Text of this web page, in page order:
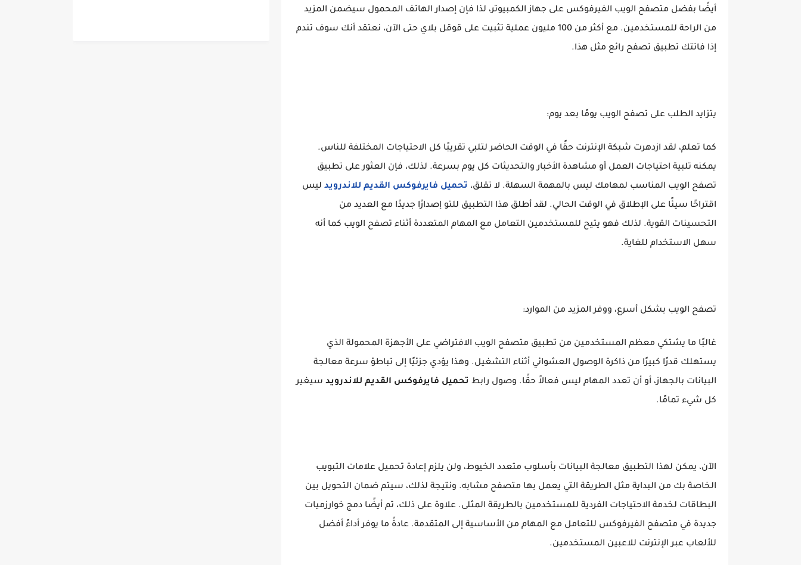
أيضًا بفضل متصفح الويب الفيرفوكس على جهاز الكمبيوتر، لذا فإن إصدار الهاتف المحمول سيضمن المزيد
من الراحة للمستخدمين. مع أكثر من 100 مليون عملية تثبيت على قوقل بلاي حتى الآن، نعتقد أنك سوف تندم
إذا فاتتك تطبيق تصفح رائع مثل هذا.
يتزايد الطلب على تصفح الويب يومًا بعد يوم:
كما تعلم، لقد ازدهرت شبكة الإنترنت حقًا في الوقت الحاضر لتلبي تقريبًا كل الاحتياجات المختلفة للناس.
يمكنه تلبية احتياجات العمل أو مشاهدة الأخبار والتحديثات كل يوم بسرعة. لذلك، فإن العثور على تطبيق
تصفح الويب المناسب لمهامك ليس بالمهمة السهلة. لا تقلق، تحميل فايرفوكس القديم للاندرويد ليس
اقتراحًا سيئًا على الإطلاق في الوقت الحالي. لقد أطلق هذا التطبيق للتو إصدارًا جديدًا مع العديد من
التحسينات القوية. لذلك فهو يتيح للمستخدمين التعامل مع المهام المتعددة أثناء تصفح الويب كما أنه
سهل الاستخدام للغاية.
تصفح الويب بشكل أسرع، ووفر المزيد من الموارد:
غالبًا ما يشتكي معظم المستخدمين من تطبيق متصفح الويب الافتراضي على الأجهزة المحمولة الذي
يستهلك قدرًا كبيرًا من ذاكرة الوصول العشوائي أثناء التشغيل. وهذا يؤدي جزئيًا إلى تباطؤ سرعة معالجة
البيانات بالجهاز، أو أن تعدد المهام ليس فعالاً حقًا. وصول رابط تحميل فايرفوكس القديم للاندرويد سيغير
كل شيء تمامًا.
الآن، يمكن لهذا التطبيق معالجة البيانات بأسلوب متعدد الخيوط، ولن يلزم إعادة تحميل علامات التبويب
الخاصة بك من البداية مثل الطريقة التي يعمل بها متصفح مشابه. ونتيجة لذلك، سيتم ضمان التحويل بين
البطاقات لخدمة الاحتياجات الفردية للمستخدمين بالطريقة المثلى. علاوة على ذلك، تم أيضًا دمج خوارزميات
جديدة في متصفح الفيرفوكس للتعامل مع المهام من الأساسية إلى المتقدمة. عادةً ما يوفر أداءً أفضل
للألعاب عبر الإنترنت للاعبين المستخدمين.